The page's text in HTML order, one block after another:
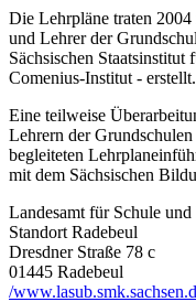
Die Lehrpläne traten
und Lehrer der
Sächsischen
Comenius-Institut - erstellt.
Eine teilweise
Lehrern der
begleiteten
mit dem Sächsischen
Landesamt für Schule
Standort Radebeul
Dresdner Straße 78 c
01445 Radebeul
/